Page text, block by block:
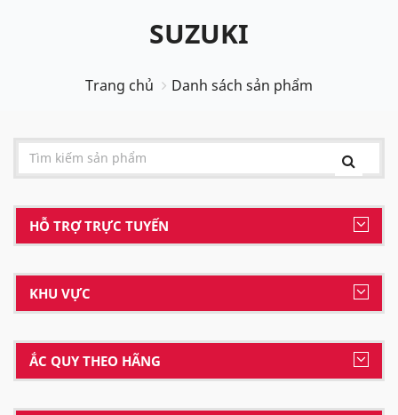
SUZUKI
Trang chủ Danh sách sản phẩm
HỖ TRỢ TRỰC TUYẾN
KHU VỰC
ẮC QUY THEO HÃNG